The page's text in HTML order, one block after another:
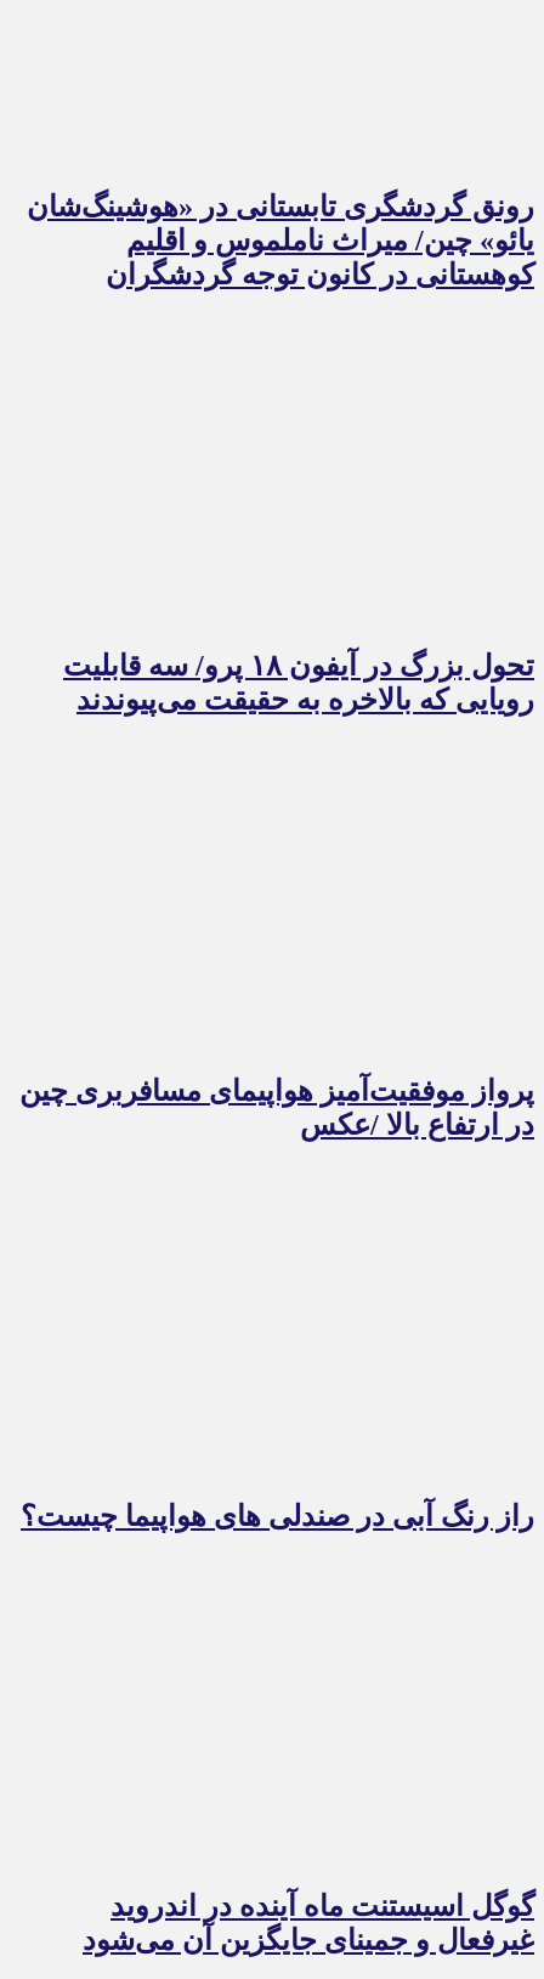
رونق گردشگری تابستانی در «هوشینگ‌شان
یائو» چین/ میراث ناملموس و اقلیم
کوهستانی در کانون توجه گردشگران
تحول بزرگ در آیفون ۱۸ پرو/ سه قابلیت
رویایی که بالاخره به حقیقت می‌پیوندند
پرواز موفقیت‌آمیز هواپیمای مسافربری چین
در ارتفاع بالا /عکس
راز رنگ آبی در صندلی های هواپیما چیست؟
گوگل اسیستنت ماه آینده در اندروید
غیرفعال و جمینای جایگزین آن می‌شود